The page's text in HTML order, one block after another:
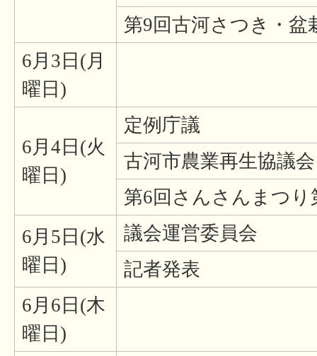
第9回古河さつき・盆
6月3日(月
曜日)
6月4日(火
曜日)
定例庁議
古河市農業再生協議
第6回さんさんまつり
6月5日(水
曜日)
議会運営委員会
記者発表
6月6日(木
曜日)